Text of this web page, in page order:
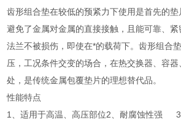
齿形组合垫在较低的预紧力下使用是首先的
避免了金属对金属的直接接触，且能可靠、
法兰不被损伤，即使在*的载荷下。齿形组合
压，工况条件交变的场合，在热交换器、容
处，是传统金属包覆垫片的理想替代品。
性能特点
1、适用于高温、高压部位2、耐腐蚀性强 3